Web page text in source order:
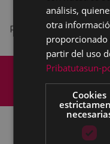
Precio: 5 euros.
Mapa del
análisis,
otra
proporcionado
partir del uso
Pribatutasun-
Cookies